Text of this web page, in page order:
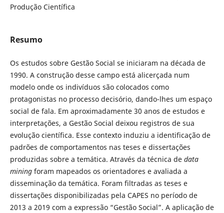
Produção Científica
Resumo
Os estudos sobre Gestão Social se iniciaram na década de
1990. A construção desse campo está alicerçada num
modelo onde os indivíduos são colocados como
protagonistas no processo decisório, dando-lhes um espaço
social de fala. Em aproximadamente 30 anos de estudos e
interpretações, a Gestão Social deixou registros de sua
evolução científica. Esse contexto induziu a identificação de
padrões de comportamentos nas teses e dissertações
produzidas sobre a temática. Através da técnica de data
miningforam mapeados os orientadores e avaliada a
disseminação da temática. Foram filtradas as teses e
dissertações disponibilizadas pela CAPES no período de
2013 a 2019 com a expressão “Gestão Social”. A aplicação de